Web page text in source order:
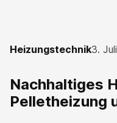
Heizungstechnik3.
Nachhaltiges
Pelletheizung